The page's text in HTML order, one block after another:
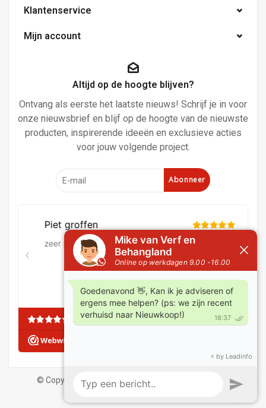
Klantenservice
Mijn account
Altijd op de hoogte blijven?
Ontvang als eerste het laatste nieuws! Schrijf je in voor
onze nieuwsbrief en blijf op de hoogte van de nieuwste
producten, inspirerende ideeën en exclusieve acties
voor jouw volgende project.
Abonneer
© Copyright 2026 Verf en behangland